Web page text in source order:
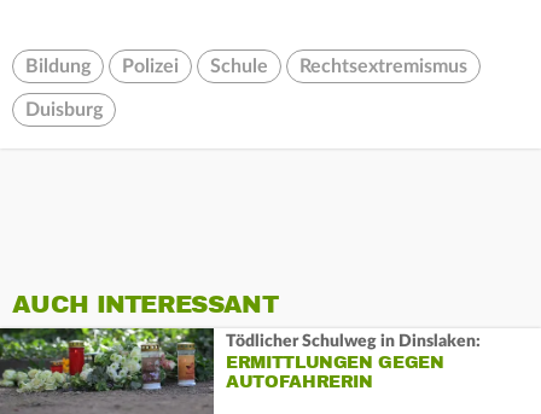
Bildung Polizei Schule Rechtsextremismus
Duisburg
AUCH INTERESSANT
Tödlicher Schulweg in Dinslaken:
ERMITTLUNGEN GEGEN
AUTOFAHRERIN